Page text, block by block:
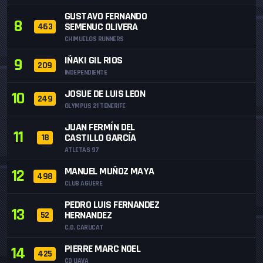
8 463
GUSTAVO FERNANDO
SEMENUC OLIVERA
CHIMUELOS RUNNERS
9 209 IÑAKI GIL RIOS
INDEPENDIENTE
10 249 JOSUE DE LUIS LEON
OLYMPUS 21 TENERIFE
11 18
JUAN FERMÍN DEL
CASTILLO GARCÍA
ATLETAS 97
12 498 MANUEL MUÑOZ MAYA
CLUB AGUERE
13 52
PEDRO LUIS FERNANDEZ
HERNANDEZ
C.D. CARUCAT
14 425 PIERRE MARC NOEL
CD UAVA